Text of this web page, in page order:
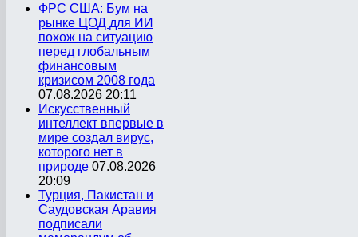
ФРС США: Бум на
рынке ЦОД для ИИ
похож на ситуацию
перед глобальным
финансовым
кризисом 2008 года
07.08.2026 20:11
Искусственный
интеллект впервые в
мире создал вирус,
которого нет в
природе 07.08.2026
20:09
Турция, Пакистан и
Саудовская Аравия
подписали